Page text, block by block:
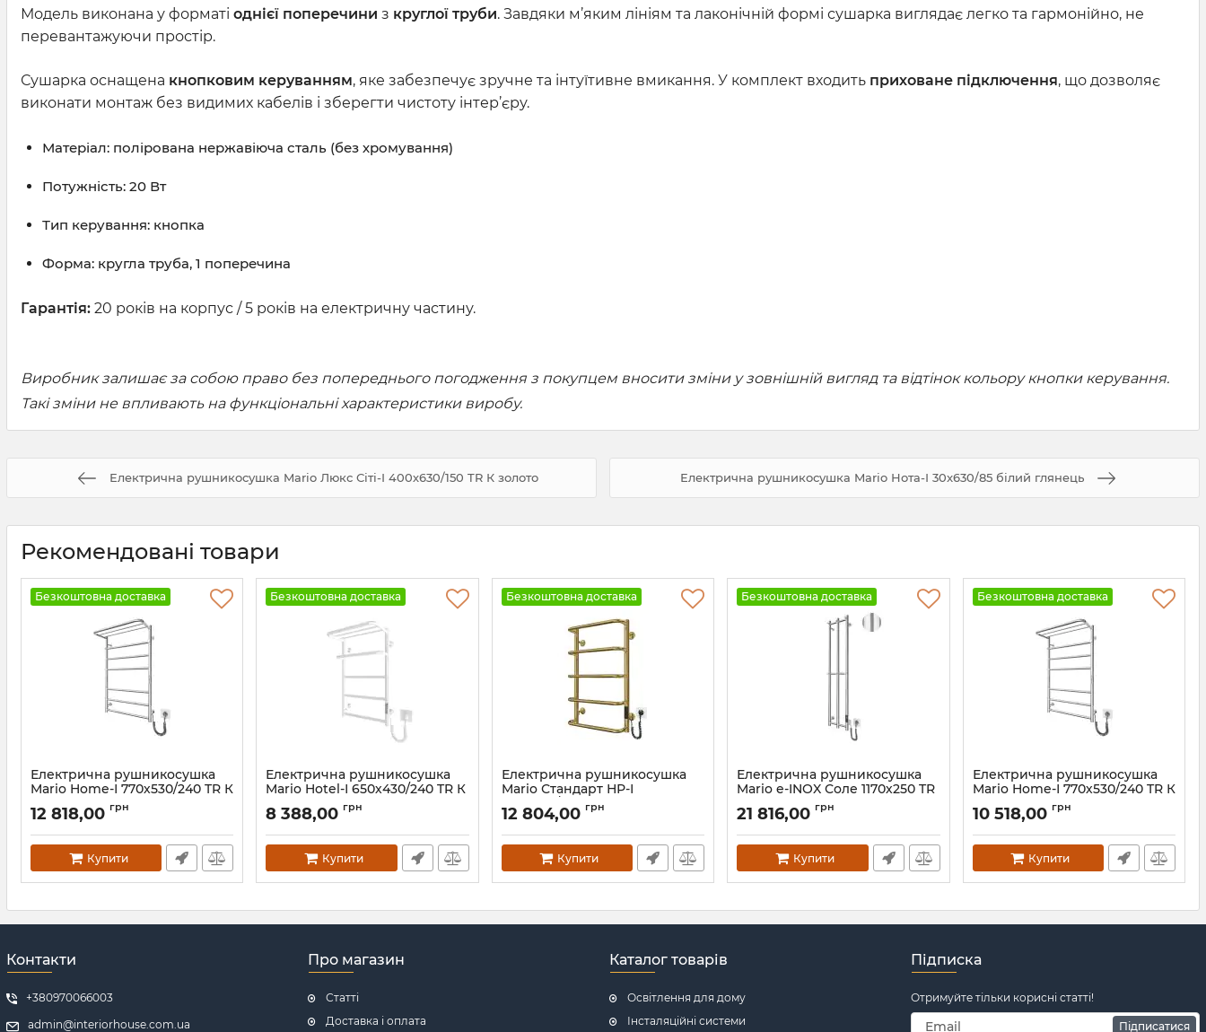
Модель виконана у форматі однієї поперечини з круглої труби. Завдяки м’яким лініям та лаконічній формі сушарка виглядає легко та гармонійно, не
перевантажуючи простір.
Сушарка оснащена кнопковим керуванням, яке забезпечує зручне та інтуїтивне вмикання. У комплект входить приховане підключення, що дозволяє
виконати монтаж без видимих кабелів і зберегти чистоту інтер’єру.
Матеріал: полірована нержавіюча сталь (без хромування)
Потужність: 20 Вт
Тип керування: кнопка
Форма: кругла труба, 1 поперечина
Гарантія: 20 років на корпус / 5 років на електричну частину.
Виробник залишає за собою право без попереднього погодження з покупцем вносити зміни у зовнішній вигляд та відтінок кольору кнопки керування.
Такі зміни не впливають на функціональні характеристики виробу.
Електрична рушникосушка Mario Люкс Сіті-І 400х630/150 TR К золото Електрична рушникосушка Mario Нота-І 30x630/85 білий глянець
Рекомендовані товари
Безкоштовна доставка
Електрична рушникосушка
Mario Home-І 770х530/240 TR К
золото лайт сатин
Артикул:2.3.8600.10.P-GLS
12 818,00 грн
Купити
Безкоштовна доставка
Електрична рушникосушка
Mario Hotel-І 650х430/240 TR К
білий глянець
Артикул:2.3.6200.11.P-WG
8 388,00 грн
Купити
Безкоштовна доставка
Електрична рушникосушка
Mario Стандарт НР-І
650х430/150 TR К золото сатин
Артикул:2.3.0213.10.P-GS
12 804,00 грн
Купити
Безкоштовна доставка
Електрична рушникосушка
Mario e-INOX Соле 1170х250 TR
2.0 K бронза
Артикул:2.13.046354.P-br
21 816,00 грн
Купити
Безкоштовна доставка
Електрична рушникосушка
Mario Home-І 770х530/240 TR К
Артикул:2.3.8600.10.P-BM
10 518,00 грн
Купити
Контакти
+380970066003
admin@interiorhouse.com.ua
Про магазин
Статті
Доставка і оплата
Каталог товарів
Освітлення для дому
Інсталяційні системи
Підписка
Отримуйте тільки корисні статті!
Підписатися